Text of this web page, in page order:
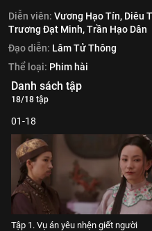
Diễn viên: Vương Hạo Tín, Diêu
Trương Đạt Minh,Trần Hạo Dân
Đạo diễn: Lâm Tử Thông
Thể loại: Phim hài
Danh sách tập
18/18 tập
01-18
Tập 1. Vụ án yêu nhện giết người